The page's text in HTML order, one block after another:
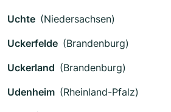
Uchte (Niedersachsen)
Uckerfelde (Brandenburg)
Uckerland (Brandenburg)
Udenheim (Rheinland-Pfalz)